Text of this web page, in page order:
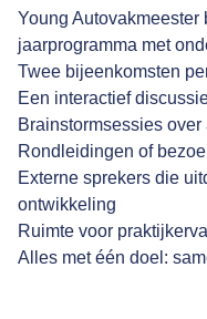
Young Autovakmeester
jaarprogramma met
Twee bijeenkomsten
Een interactief
Brainstormsessies over
Rondleidingen of
Externe sprekers die
ontwikkeling
Ruimte voor
Alles met één doel: